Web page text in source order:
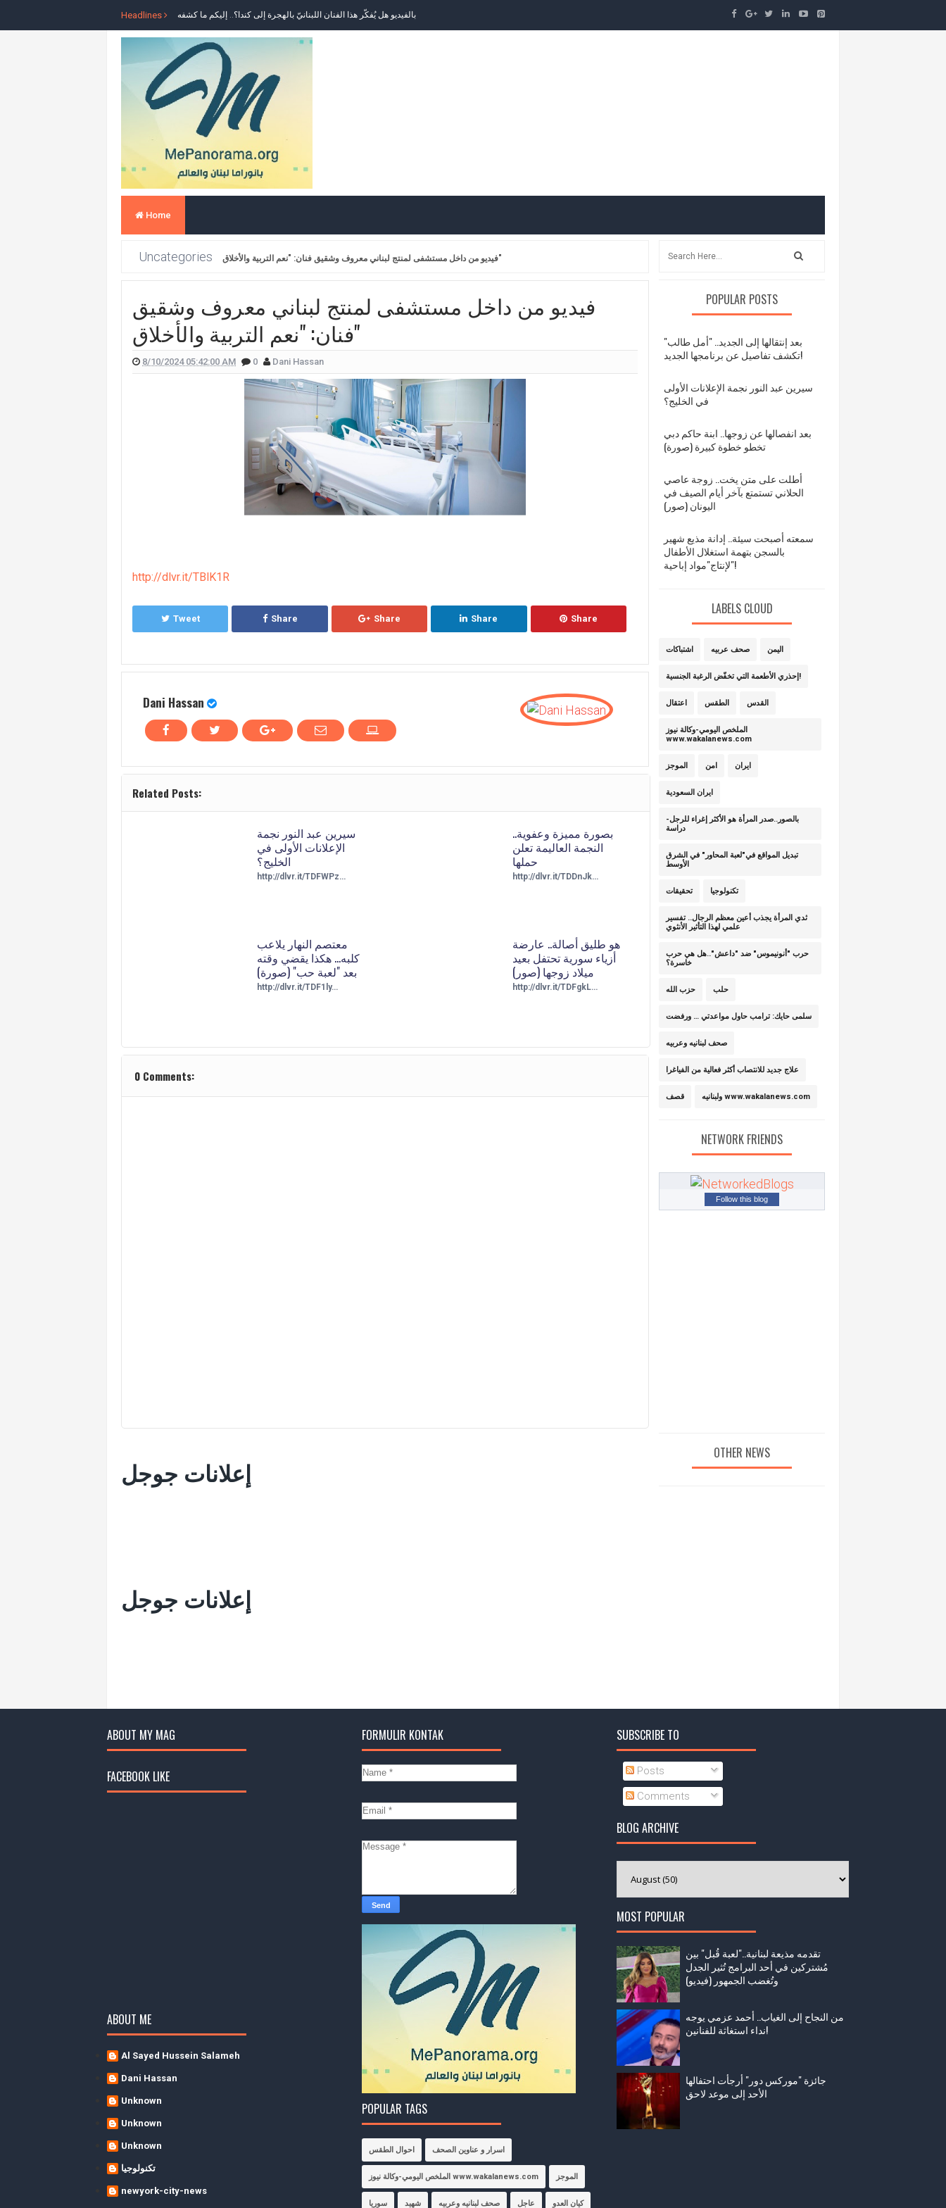
Headlines كانت تقدم نشرة الأخبار.. شاهدوا ماذا فعل ابن الإعلامية ديانا فاخوري أثناء تواجدها على الهواء (صورة)
بعد الضربة الإسرائيلية على الضاحية الجنوبية.. هكذا علّقت اليسا (صورة)
لهذا السبب.. بشرى تتقدّم بشكوى
جائزة "موركس دور" أرجأت احتفالها الأحد إلى موعد لاحق
تقدمه مذيعة لبنانية.."لعبة قُبل" بين مُشتركين في أحد البرامج تُثير الجدل وتُغضب الجمهور (فيديو)
"بلدكم عبينزف يا عيب الشوم بس".. اليسا ونانسي عجرم تُحييان زفافا في الرياض والجمهور غاضب (فيديو)
"بتنورة قصيرة".. فنانة عربية تستمتع بالأجواء الصيفية في دبي (صور)
سمراء وجميلة.. نوال الكويتية تحتفل بعيد ميلاد ابنتها الوحيدة شاهدوا كم كبرت (صورة)
بكلمات مؤثرة.. هكذا علّقت الممثلة باميلا الكيك على أحداث لبنان الأخيرة (صورة)
ناصيف زيتون يعلّق على انفجارات أجهزة الاتصالات في لبنان.. فماذا قال؟
كيف علّقت هيفا وهبي على تفجير "البيجر"؟
شقراء جميلة تشبه الأوروبيات.. صورة لابنة الممثل يورغو شلهوب تنتشر تعرفوا إليها
قرار مُفاجئ.. إعلامية شهيرة تُعلن إنهاء تعاقدها مع القناة التي تعمل فيها هذا ما قالته (صورة)
عُثر على جثتها ملقاة أسفل جسر.. وفاة إحدى متسابقات "أميركا غوت تالنت" فمن هي؟ (صورة)
بأجواء مليئة بالحب والرومانسية... ممثلان يدخلان القفص الذهبي في روما (صور)
بالقبلات... لحظات رومانسيّة بين ريم السعيدي وزوجها وسام بريدي: أحبك (فيديو)
بالفيديو هل يُفكّر هذا الفنان اللبنانيّ بالهجرة إلى كندا؟.. إليكم ما كشفه
Home
Uncategories فيديو من داخل مستشفى لمنتج لبناني معروف وشقيق فنان: "نعم التربية والأخلاق"
فيديو من داخل مستشفى لمنتج لبناني معروف وشقيق
فنان: "نعم التربية والأخلاق"
8/10/2024 05:42:00 AM 0 Dani Hassan
http://dlvr.it/TBlK1R
Tweet Share Share Share Share
Dani Hassan
Related Posts:
سيرين عبد النور نجمة
الإعلانات الأولى في
الخليج؟
http://dlvr.it/TDFWPz…
بصورة مميزة وعفوية..
النجمة العاليمة تعلن
حملها
http://dlvr.it/TDDnJk…
معتصم النهار يلاعب
كلبه... هكذا يقضي وقته
بعد "لعبة حب" (صورة)
http://dlvr.it/TDF1ly…
هو طليق أصالة.. عارضة
أزياء سورية تحتفل بعيد
ميلاد زوجها (صور)
http://dlvr.it/TDFgkL…
0 Comments:
إعلانات جوجل
إعلانات جوجل
POPULAR POSTS
بعد إنتقالها إلى الجديد.. "أمل طالب"
تكشف تفاصيل عن برنامجها الجديد!
سيرين عبد النور نجمة الإعلانات الأولى
في الخليج؟
بعد انفصالها عن زوجها.. ابنة حاكم دبي
تخطو خطوة كبيرة (صورة)
أطلت على متن يخت.. زوجة عاصي
الحلاني تستمتع بآخر أيام الصيف في
اليونان (صور)
سمعته أصبحت سيئة.. إدانة مذيع شهير
بالسجن بتهمة استغلال الأطفال
لإنتاج"مواد إباحية"!
LABELS CLOUD
اشتباكات صحف عربيه اليمن
إحذري الأطعمة التي تخفّض الرغبة الجنسية!
اعتقال الطقس القدس
الملخص اليومي-وكالة نيوز
www.wakalanews.com
الموجز امن ايران
ايران السعودية
بالصور..صدر المرأة هو الأكثر إغراء للرجل-
دراسة
تبديل المواقع في"لعبة المحاور" في الشرق
الأوسط
تحقيقات تكنولوجيا
ثدي المرأة يجذب أعين معظم الرجال.. تفسير
علمي لهذا التأثير الأنثوي
حرب "أنونيموس" ضد "داعش"..هل هي حرب
خاسرة؟
حزب الله حلب
سلمى حايك: ترامب حاول مواعدتي … ورفضت
صحف لبنانيه وعربيه
علاج جديد للانتصاب أكثر فعالية من الفياغرا
قصف ولبنانيه www.wakalanews.com
NETWORK FRIENDS
Follow this blog
OTHER NEWS
ABOUT MY MAG
FACEBOOK LIKE
ABOUT ME
Al Sayed Hussein Salameh
Dani Hassan
Unknown
Unknown
Unknown
تكنولوجيا
newyork-city-news
FORMULIR KONTAK
POPULAR TAGS
احوال الطقس اسرار و عناوين الصحف
الملخص اليومي-وكالة نيوز www.wakalanews.com الموجز
سوريا شهيد صحف لبنانيه وعربيه عاجل كيان العدو
SUBSCRIBE TO
Posts
Comments
BLOG ARCHIVE
MOST POPULAR
تقدمه مذيعة لبنانية.."لعبة قُبل" بين
مُشتركين في أحد البرامج تُثير الجدل
وتُغضب الجمهور (فيديو)
من النجاح إلى الغياب.. أحمد عزمي يوجه
نداء استغاثة للفنانين!
جائزة "موركس دور" أرجأت احتفالها
الأحد إلى موعد لاحق